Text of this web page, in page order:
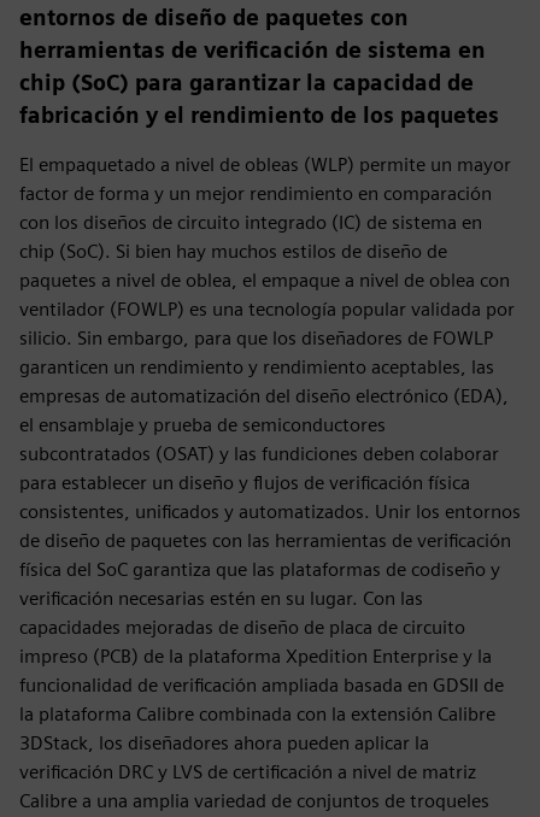
entornos de diseño de paquetes con
herramientas de verificación de sistema en
chip (SoC) para garantizar la capacidad de
fabricación y el rendimiento de los paquetes
El empaquetado a nivel de obleas (WLP) permite un mayor
factor de forma y un mejor rendimiento en comparación
con los diseños de circuito integrado (IC) de sistema en
chip (SoC). Si bien hay muchos estilos de diseño de
paquetes a nivel de oblea, el empaque a nivel de oblea con
ventilador (FOWLP) es una tecnología popular validada por
silicio. Sin embargo, para que los diseñadores de FOWLP
garanticen un rendimiento y rendimiento aceptables, las
empresas de automatización del diseño electrónico (EDA),
el ensamblaje y prueba de semiconductores
subcontratados (OSAT) y las fundiciones deben colaborar
para establecer un diseño y flujos de verificación física
consistentes, unificados y automatizados. Unir los entornos
de diseño de paquetes con las herramientas de verificación
física del SoC garantiza que las plataformas de codiseño y
verificación necesarias estén en su lugar. Con las
capacidades mejoradas de diseño de placa de circuito
impreso (PCB) de la plataforma Xpedition Enterprise y la
funcionalidad de verificación ampliada basada en GDSII de
la plataforma Calibre combinada con la extensión Calibre
3DStack, los diseñadores ahora pueden aplicar la
verificación DRC y LVS de certificación a nivel de matriz
Calibre a una amplia variedad de conjuntos de troqueles